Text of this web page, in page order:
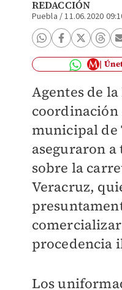
REDACCIÓN
Puebla /11.06.2020
Agentes de
municipal de
aseguraron a
sobre la
Veracruz,
comercializar
procedencia
Los